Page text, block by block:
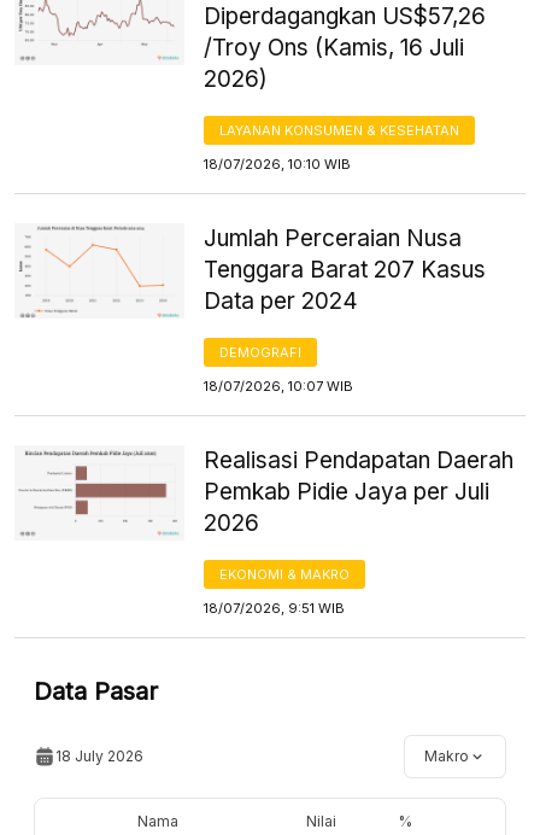
Diperdagangkan US$57,26
/Troy Ons (Kamis, 16 Juli
2026)
LAYANAN KONSUMEN & KESEHATAN
18/07/2026, 10:10 WIB
Jumlah Perceraian Nusa
Tenggara Barat 207 Kasus
Data per 2024
DEMOGRAFI
18/07/2026, 10:07 WIB
Realisasi Pendapatan Daerah
Pemkab Pidie Jaya per Juli
2026
EKONOMI & MAKRO
18/07/2026, 9:51 WIB
Data Pasar
18 July 2026 Makro
Nama Nilai %